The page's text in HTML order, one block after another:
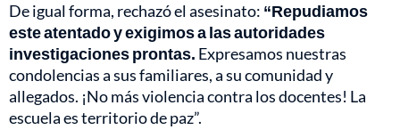
De igual forma, rechazó el asesinato: “Repudiamos
este atentado y exigimos a las autoridades
investigaciones prontas. Expresamos nuestras
condolencias a sus familiares, a su comunidad y
allegados. ¡No más violencia contra los docentes! La
escuela es territorio de paz”.